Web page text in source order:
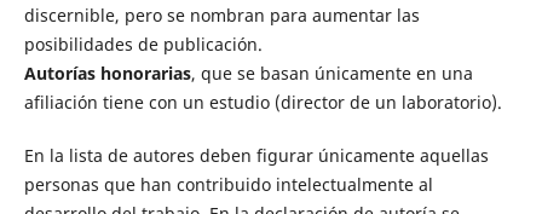
discernible, pero se nombran para aumentar las
posibilidades de publicación.
Autorías honorarias, que se basan únicamente en una
afiliación tiene con un estudio (director de un laboratorio).
En la lista de autores deben figurar únicamente aquellas
personas que han contribuido intelectualmente al